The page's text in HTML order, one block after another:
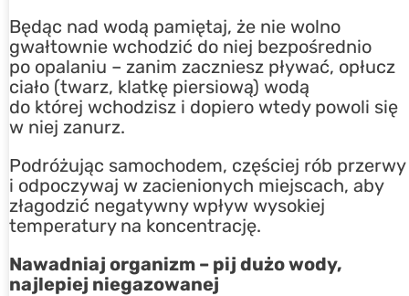
Będąc nad wodą pamiętaj, że nie wolno
gwałtownie wchodzić do niej bezpośrednio
po opalaniu – zanim zaczniesz pływać, opłucz
ciało (twarz, klatkę piersiową) wodą
do której wchodzisz i dopiero wtedy powoli się
w niej zanurz.
Podróżując samochodem, częściej rób przerwy
i odpoczywaj w zacienionych miejscach, aby
złagodzić negatywny wpływ wysokiej
temperatury na koncentrację.
Nawadniaj organizm – pij dużo wody,
najlepiej niegazowanej